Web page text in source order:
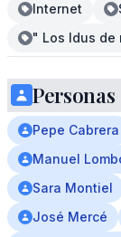
Internet
" Los Idus de
Personas
Pepe Cabrera
Manuel
Sara Montiel
José Mercé